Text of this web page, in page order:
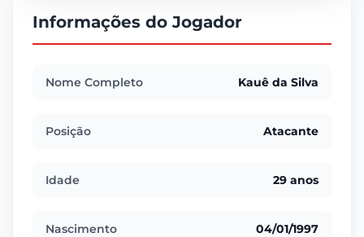
Informações do Jogador
Nome Completo Kauê da Silva
Posição Atacante
Idade 29 anos
Nascimento 04/01/1997